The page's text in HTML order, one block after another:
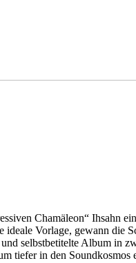
Chamäleon“
Vorlage, gewann
selbstbetitelte Album in
tiefer in den